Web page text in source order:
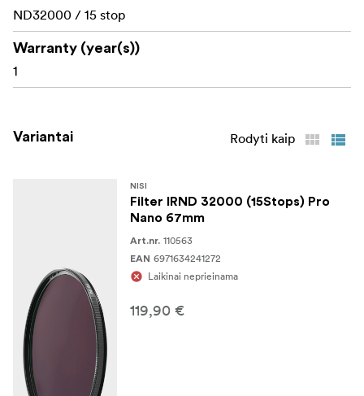
ND32000 / 15 stop
Warranty (year(s))
1
Variantai Rodyti kaip
NISI
Filter IRND 32000 (15Stops) Pro
Nano 67mm
Art.nr. 110563
EAN 6971634241272
Laikinai neprieinama
119,90 €